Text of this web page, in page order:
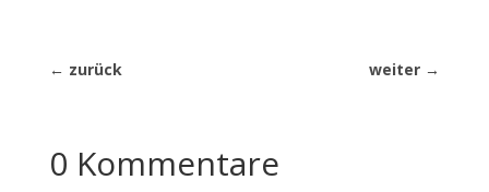
← zurück weiter →
0 Kommentare